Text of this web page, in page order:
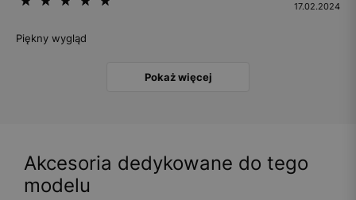
17.02.2024
Piękny wygląd
Pokaż więcej
Akcesoria dedykowane do tego
modelu